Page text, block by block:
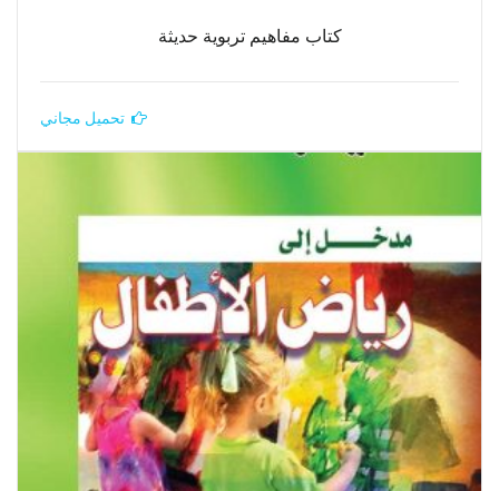
كتاب مفاهيم تربوية حديثة
تحميل مجاني